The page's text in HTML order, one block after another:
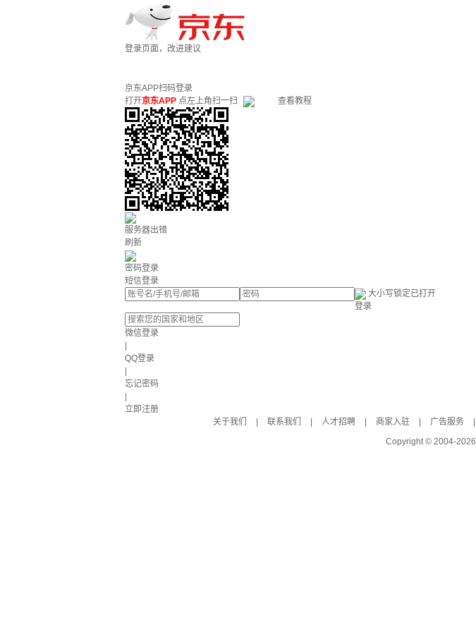
登录页面，改进建议
京东APP扫码登录
打开京东APP 点左上角扫一扫 查看教程
服务器出错
刷新
密码登录
短信登录
大小写锁定已打开
登录
微信登录
QQ登录
忘记密码
立即注册
关于我们
联系我们 人才招聘 商家入驻 广告服务
Copyright © 2004-2026